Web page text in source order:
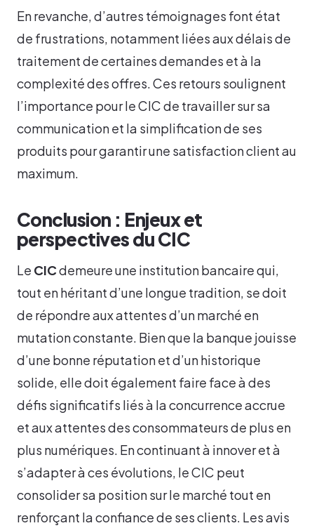
En revanche, d’autres témoignages font état
de frustrations, notamment liées aux délais de
traitement de certaines demandes et à la
complexité des offres. Ces retours soulignent
l’importance pour le CIC de travailler sur sa
communication et la simplification de ses
produits pour garantir une satisfaction client au
maximum.
Conclusion : Enjeux et
perspectives du CIC
Le CICdemeure une institution bancaire qui,
tout en héritant d’une longue tradition, se doit
de répondre aux attentes d’un marché en
mutation constante. Bien que la banque jouisse
d’une bonne réputation et d’un historique
solide, elle doit également faire face à des
défis significatifs liés à la concurrence accrue
et aux attentes des consommateurs de plus en
plus numériques. En continuant à innover et à
s’adapter à ces évolutions, le CIC peut
consolider sa position sur le marché tout en
renforçant la confiance de ses clients. Les avis